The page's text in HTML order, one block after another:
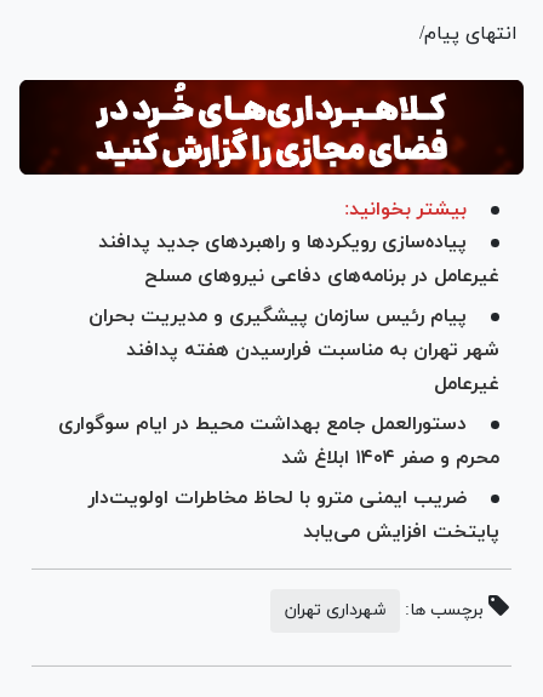
انتهای پیام/
بیشتر بخوانید:
پیاده‌سازی رویکرد‌ها و راهبرد‌های جدید پدافند
غیرعامل در برنامه‌های دفاعی نیرو‌های مسلح
پیام رئیس سازمان پیشگیری و مدیریت بحران
شهر تهران به مناسبت فرارسیدن هفته پدافند
غیرعامل
دستورالعمل جامع بهداشت محیط در ایام سوگواری
محرم و صفر ۱۴۰۴ ابلاغ شد
ضریب ایمنی مترو با لحاظ مخاطرات اولویت‌دار
پایتخت افزایش می‌یابد
برچسب ها: شهرداری تهران